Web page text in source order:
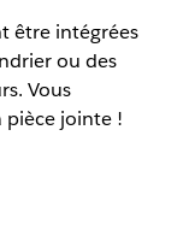
être intégrées
ou des
Vous
pièce jointe !